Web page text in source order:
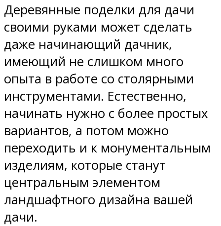
Деревянные поделки для дачи
своими руками может сделать
даже начинающий дачник,
имеющий не слишком много
опыта в работе со столярными
инструментами. Естественно,
начинать нужно с более простых
вариантов, а потом можно
переходить и к монументальным
изделиям, которые станут
центральным элементом
ландшафтного дизайна вашей
дачи.